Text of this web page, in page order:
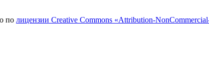
по лицензии Creative Commons «Attribution-